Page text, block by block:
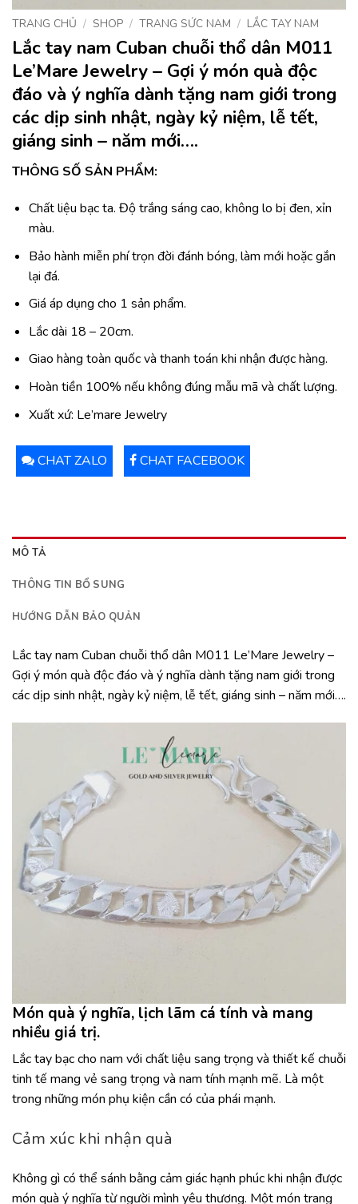
TRANG CHỦ / SHOP / TRANG SỨC NAM / LẮC TAY NAM
Lắc tay nam Cuban chuỗi thổ dân M011
Le’Mare Jewelry – Gợi ý món quà độc
đáo và ý nghĩa dành tặng nam giới trong
các dịp sinh nhật, ngày kỷ niệm, lễ tết,
giáng sinh – năm mới….
THÔNG SỐ SẢN PHẨM:
Chất liệu bạc ta. Độ trắng sáng cao, không lo bị đen, xỉn
màu.
Bảo hành miễn phí trọn đời đánh bóng, làm mới hoặc gắn
lại đá.
Giá áp dụng cho 1 sản phẩm.
Lắc dài 18 – 20cm.
Giao hàng toàn quốc và thanh toán khi nhận được hàng.
Hoàn tiền 100% nếu không đúng mẫu mã và chất lượng.
Xuất xứ: Le’mare Jewelry
CHAT ZALO CHAT FACEBOOK
MÔ TẢ
THÔNG TIN BỔ SUNG
HƯỚNG DẪN BẢO QUẢN
Lắc tay nam Cuban chuỗi thổ dân M011 Le’Mare Jewelry –
Gợi ý món quà độc đáo và ý nghĩa dành tặng nam giới trong
các dịp sinh nhật, ngày kỷ niệm, lễ tết, giáng sinh – năm mới….
Món quà ý nghĩa, lịch lãm cá tính và mang
nhiều giá trị.
Lắc tay bạc cho nam với chất liệu sang trọng và thiết kế chuỗi
tinh tế mang vẻ sang trọng và nam tính mạnh mẽ. Là một
trong những món phụ kiện cần có của phái mạnh.
Cảm xúc khi nhận quà
Không gì có thể sánh bằng cảm giác hạnh phúc khi nhận được
món quà ý nghĩa từ người mình yêu thương. Một món trang